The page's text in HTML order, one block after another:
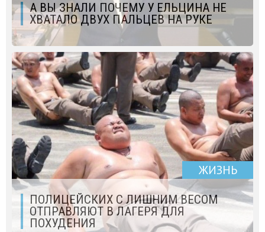
А ВЫ ЗНАЛИ ПОЧЕМУ У ЕЛЬЦИНА НЕ
ХВАТАЛО ДВУХ ПАЛЬЦЕВ НА РУКЕ
ЖИЗНЬ
ПОЛИЦЕЙСКИХ С ЛИШНИМ ВЕСОМ
ОТПРАВЛЯЮТ В ЛАГЕРЯ ДЛЯ
ПОХУДЕНИЯ